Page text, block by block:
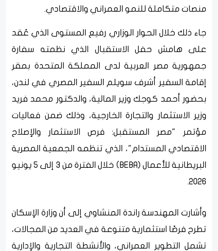
منصات متكاملة للنمو العمراني والاقتصادي.
جاء ذلك خلال الحوار الوزاري رفيع المستوى الذي عُقد
على هامش حفل الاستقبال الذي نظمته سفارة
جمهورية مصر العربية لدى المملكة المتحدة بمقر
إقامة السفير أشرف سويلم السفير المصري في لندن،
بحضور أحمد كوجك وزير المالية، والدكتور محمد فريد
وزير الاستثمار والتجارة الخارجية، وذلك ضمن فعاليات
مؤتمر "مصر المستقبل: فرص الاستثمار والإصلاح
الاقتصادي المستدام"، الذي تنظمه الجمعية المصرية
البريطانية للأعمال (BEBA) خلال الفترة من 3 إلى 5 يونيو
2026.
وأشارت المهندسة راندة المنشاوي إلى أن وزارة الإسكان
تطرح فرصًا استثمارية متنوعة في العديد من المجالات،
تشمل التطوير العمراني، والأنشطة التجارية والإدارية